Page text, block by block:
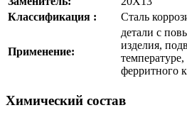
Классификация :
Сталь
Применение:
детали с
изделия,
ферритного
Химический состав